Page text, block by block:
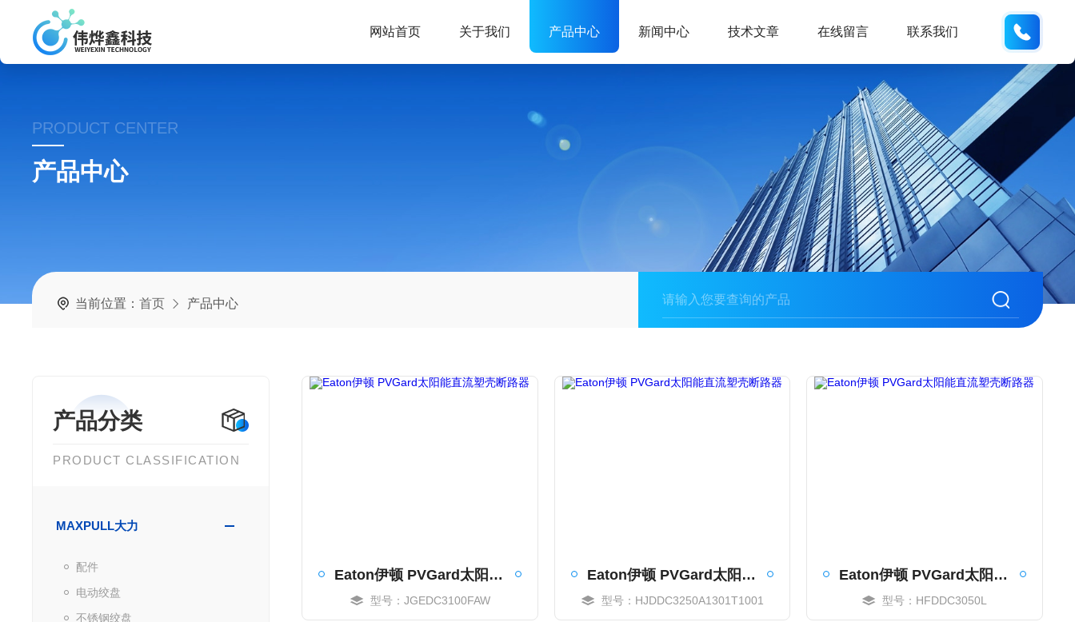
网站首页 关于我们 产品中心 新闻中心 技术文章 在线留言 联系我们
PRODUCT CENTER
产品中心
当前位置：首页 产品中心
产品分类
PRODUCT CLASSIFICATION
MAXPULL大力
配件
电动绞盘
不锈钢绞盘
Eaton伊顿 PVGard太阳能直流塑壳断路器
型号：JGEDC3100FAW
Eaton伊顿 PVGard太阳能直流塑壳断路器
型号：HJDDC3250A1301T1001
Eaton伊顿 PVGard太阳能直流塑壳断路器
型号：HFDDC3050L